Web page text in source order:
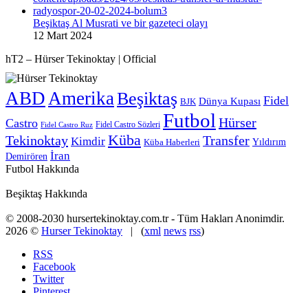
Beşiktaş Al Musrati ve bir gazeteci olayı
12 Mart 2024
hT2 – Hürser Tekinoktay | Official
ABD Amerika Beşiktaş BJK Dünya Kupası Fidel
Castro Fidel Castro Ruz Fidel Castro Sözleri Futbol Hürser
Tekinoktay Kimdir Küba Küba Haberleri Transfer Yıldırım
Demirören İran
Futbol Hakkında
Beşiktaş Hakkında
© 2008-2030 hursertekinoktay.com.tr - Tüm Hakları Anonimdir.
2026 © Hurser Tekinoktay | (xml news rss)
RSS
Facebook
Twitter